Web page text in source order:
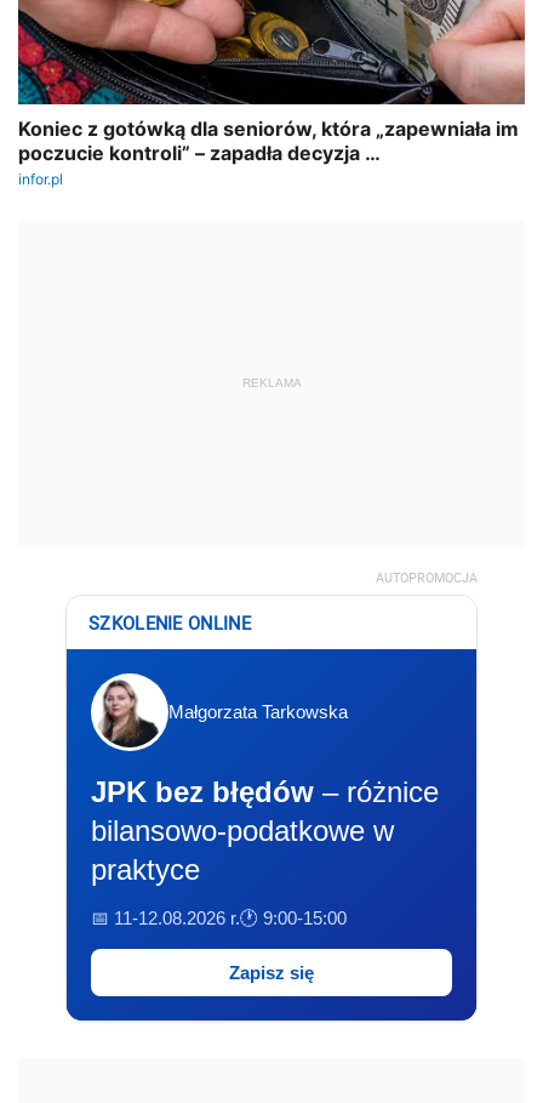
REKLAMA
AUTOPROMOCJA
SZKOLENIE ONLINE
Małgorzata Tarkowska
JPK bez błędów – różnice
bilansowo-podatkowe w
praktyce
📅 11-12.08.2026 r.🕐 9:00-15:00
Zapisz się